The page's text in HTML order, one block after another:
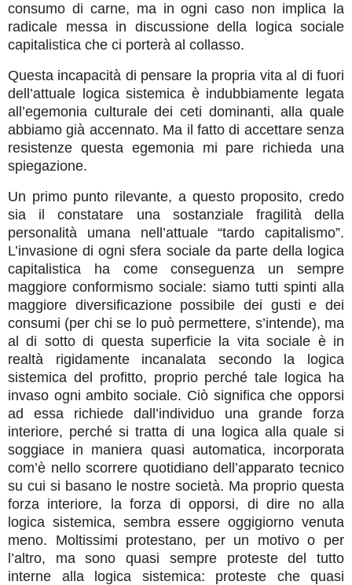
consumo di carne, ma in ogni caso non implica la
radicale messa in discussione della logica sociale
capitalistica che ci porterà al collasso.
Questa incapacità di pensare la propria vita al di fuori
dell’attuale logica sistemica è indubbiamente legata
all’egemonia culturale dei ceti dominanti, alla quale
abbiamo già accennato. Ma il fatto di accettare senza
resistenze questa egemonia mi pare richieda una
spiegazione.
Un primo punto rilevante, a questo proposito, credo
sia il constatare una sostanziale fragilità della
personalità umana nell’attuale “tardo capitalismo”.
L’invasione di ogni sfera sociale da parte della logica
capitalistica ha come conseguenza un sempre
maggiore conformismo sociale: siamo tutti spinti alla
maggiore diversificazione possibile dei gusti e dei
consumi (per chi se lo può permettere, s’intende), ma
al di sotto di questa superficie la vita sociale è in
realtà rigidamente incanalata secondo la logica
sistemica del profitto, proprio perché tale logica ha
invaso ogni ambito sociale. Ciò significa che opporsi
ad essa richiede dall’individuo una grande forza
interiore, perché si tratta di una logica alla quale si
soggiace in maniera quasi automatica, incorporata
com’è nello scorrere quotidiano dell’apparato tecnico
su cui si basano le nostre società. Ma proprio questa
forza interiore, la forza di opporsi, di dire no alla
logica sistemica, sembra essere oggigiorno venuta
meno. Moltissimi protestano, per un motivo o per
l’altro, ma sono quasi sempre proteste del tutto
interne alla logica sistemica: proteste che quasi